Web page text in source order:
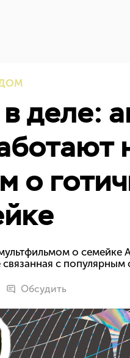
деле:
о
о семейке
с популярным
Обсудить